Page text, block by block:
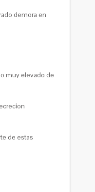
demora en
muy elevado de
de estas